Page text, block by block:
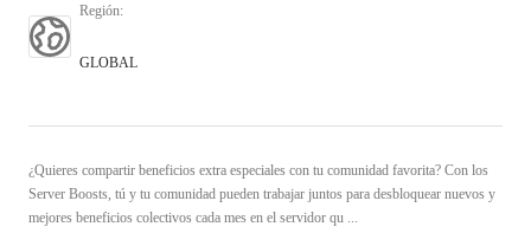
Región:
GLOBAL
¿Quieres compartir beneficios extra especiales con tu comunidad favorita? Con los
Server Boosts, tú y tu comunidad pueden trabajar juntos para desbloquear nuevos y
mejores beneficios colectivos cada mes en el servidor qu ...